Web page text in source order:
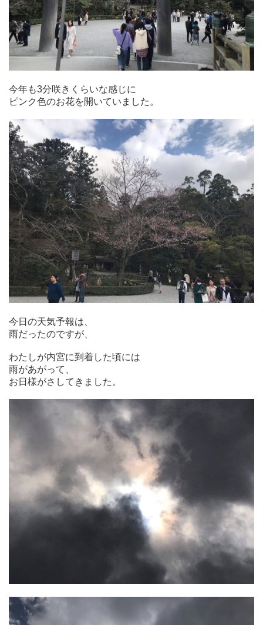
今年も3分咲きくらいな感じに
ピンク色のお花を開いていました。
今日の天気予報は、
雨だったのですが、
わたしが内宮に到着した頃には
雨があがって、
お日様がさしてきました。